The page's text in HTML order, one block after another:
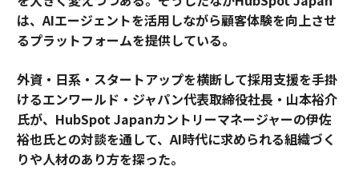
は、AIエージェントを活用しながら顧客体験を向上させ
るプラットフォームを提供している。
外資・日系・スタートアップを横断して採用支援を手掛
けるエンワールド・ジャパン代表取締役社長・山本裕介
氏が、HubSpot Japanカントリーマネージャーの伊佐
裕也氏との対談を通して、AI時代に求められる組織づく
りや人材のあり方を探った。